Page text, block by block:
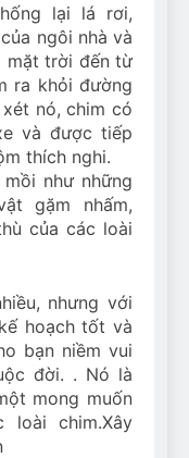
lại lá rơi,
ngôi nhà và
mặt trời đến từ
ra khỏi đường
nó, chim có
và được tiếp
thích nghi.
như những
gặm nhấm,
của các loài
nhưng với
hoạch tốt và
bạn niềm vui
đời. . Nó là
mong muốn
chim.Xây